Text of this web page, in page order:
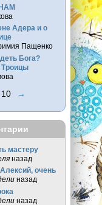
Адера и о
Пащенко
Бога?
Троицы
10 →
мастеру
назад
очень
назад
назад